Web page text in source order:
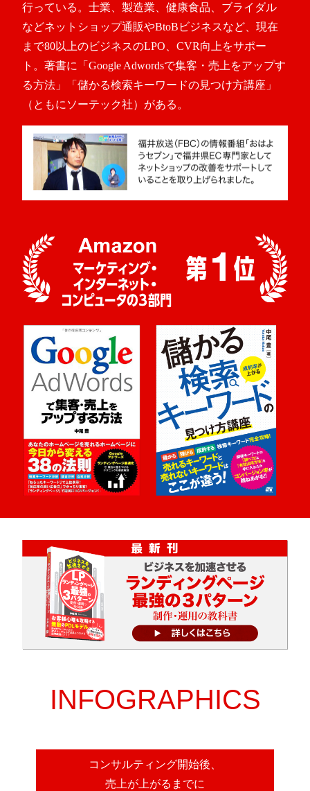
行っている。士業、製造業、健康食品、ブライダル
などネットショップ通販やBtoBビジネスなど、現在
まで80以上のビジネスのLPO、CVR向上をサポー
ト。著書に「Google Adwordsで集客・売上をアップす
る方法」「儲かる検索キーワードの見つけ方講座」
（ともにソーテック社）がある。
INFOGRAPHICS
コンサルティング開始後、
売上が上がるまでに